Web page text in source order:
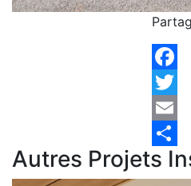
Twitter
Email
Share
Autres Projets